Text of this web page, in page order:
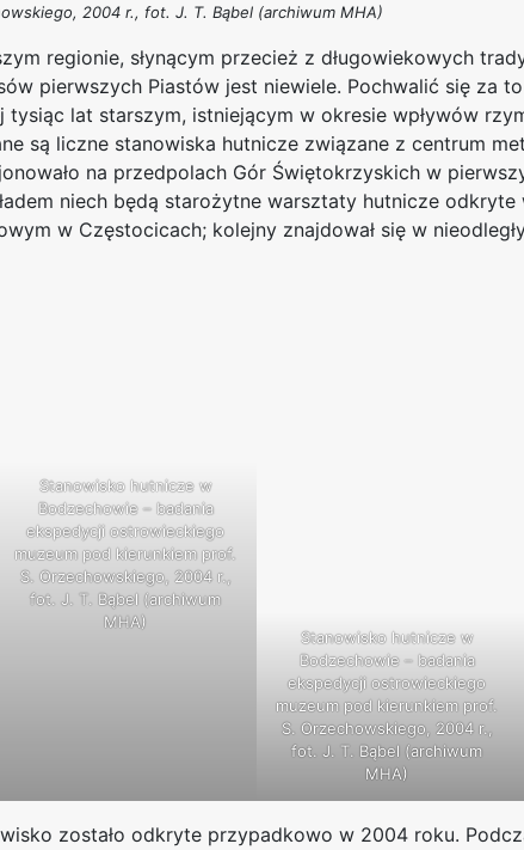
2004 r., fot. J. T. Bąbel (archiwum MHA)
regionie, słynącym przecież z długowiekowych
pierwszych Piastów jest niewiele. Pochwalić się za
tysiąc lat starszym, istniejącym w okresie wpływów
są liczne stanowiska hutnicze związane z centrum
na przedpolach Gór Świętokrzyskich w
niech będą starożytne warsztaty hutnicze
w Częstocicach; kolejny znajdował się w
Stanowisko hutnicze w
Bodzechowie – badania
ekspedycji ostrowieckiego
muzeum pod kierunkiem prof.
S. Orzechowskiego, 2004 r.,
fot. J. T. Bąbel (archiwum
MHA)
Stanowisko hutnicze w
Bodzechowie – badania
ekspedycji ostrowieckiego
muzeum pod kierunkiem prof.
S. Orzechowskiego, 2004 r.,
fot. J. T. Bąbel (archiwum
MHA)
zostało odkryte przypadkowo w 2004 roku.